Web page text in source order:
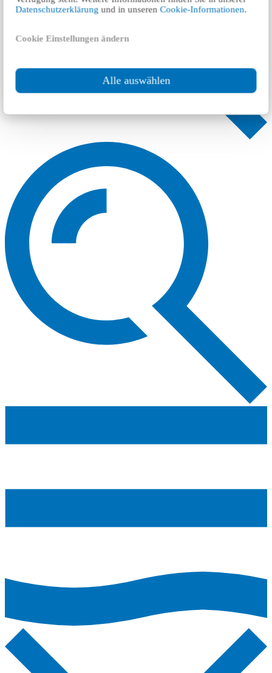
Datenschutzerklärung und in unserenCookie-Informationen.
Cookie Einstellungen ändern
Alle auswählen